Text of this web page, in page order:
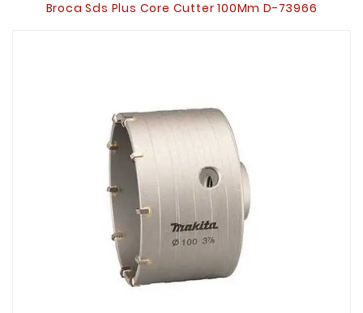
Broca Sds Plus Core Cutter 100Mm D-73966